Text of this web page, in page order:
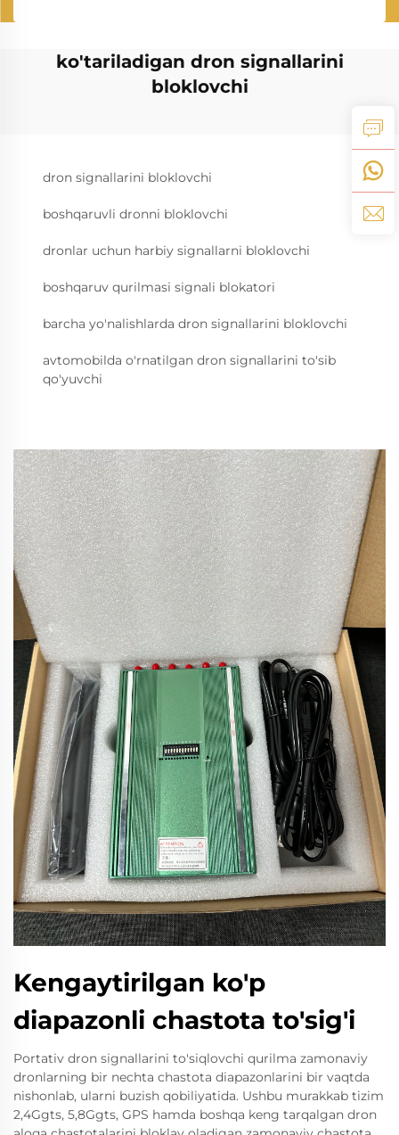
ko'tariladigan dron signallarini
bloklovchi
dron signallarini bloklovchi
boshqaruvli dronni bloklovchi
dronlar uchun harbiy signallarni bloklovchi
boshqaruv qurilmasi signali blokatori
barcha yo'nalishlarda dron signallarini bloklovchi
avtomobilda o'rnatilgan dron signallarini to'sib
qo'yuvchi
Kengaytirilgan ko'p
diapazonli chastota to'sig'i
Portativ dron signallarini to'siqlovchi qurilma zamonaviy
dronlarning bir nechta chastota diapazonlarini bir vaqtda
nishonlab, ularni buzish qobiliyatida. Ushbu murakkab tizim
2,4Ggts, 5,8Ggts, GPS hamda boshqa keng tarqalgan dron